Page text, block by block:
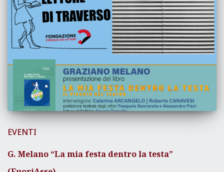
EVENTI
G. Melano “La mia festa dentro la testa”